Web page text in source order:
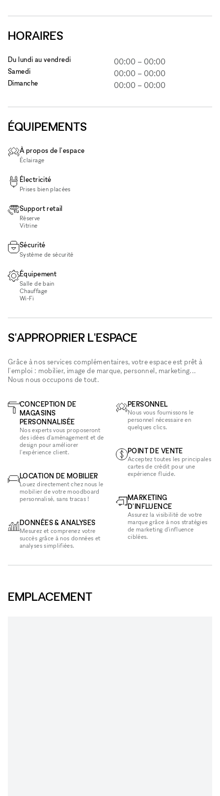
HORAIRES
Du lundi au vendredi 00:00 – 00:00
Samedi 00:00 – 00:00
Dimanche 00:00 – 00:00
ÉQUIPEMENTS
À propos de l'espace
Éclairage
Électricité
Prises bien placées
Support retail
Réserve
Vitrine
Sécurité
Système de sécurité
Équipement
Salle de bain
Chauffage
Wi‑Fi
S'APPROPRIER L'ESPACE
Grâce à nos services complémentaires, votre espace est prêt à
l'emploi : mobilier, image de marque, personnel, marketing...
Nous nous occupons de tout.
CONCEPTION DE
MAGASINS
PERSONNALISÉE
Nos experts vous proposeront
des idées d'aménagement et de
design pour améliorer
l'expérience client.
LOCATION DE MOBILIER
Louez directement chez nous le
mobilier de votre moodboard
personnalisé, sans tracas !
DONNÉES & ANALYSES
Mesurez et comprenez votre
succès grâce à nos données et
analyses simplifiées.
PERSONNEL
Nous vous fournissons le
personnel nécessaire en
quelques clics.
POINT DE VENTE
Acceptez toutes les principales
cartes de crédit pour une
expérience fluide.
MARKETING
D'INFLUENCE
Assurez la visibilité de votre
marque grâce à nos stratégies
de marketing d'influence
ciblées.
EMPLACEMENT